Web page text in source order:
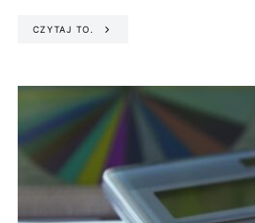
CZYTAJ TO.